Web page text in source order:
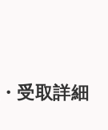
受取詳細